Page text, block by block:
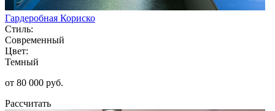
Гардеробная Кориско
Стиль:
Современный
Цвет:
Темный
от 80 000 руб.
Рассчитать